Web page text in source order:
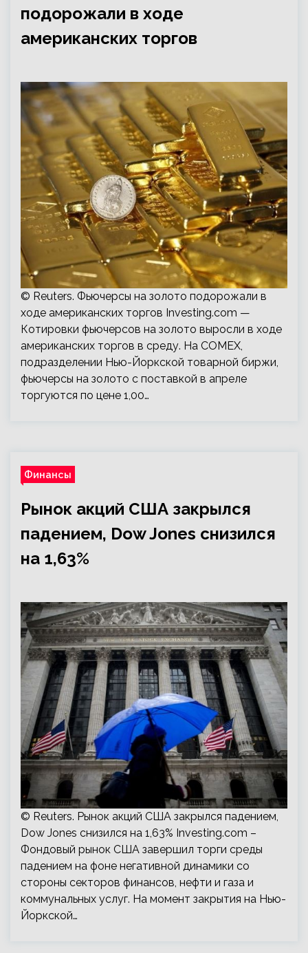
подорожали в ходе
американских торгов
© Reuters. Фьючерсы на золото подорожали в
ходе американских торгов Investing.com —
Котировки фьючерсов на золото выросли в ходе
американских торгов в среду. На COMEX,
подразделении Нью-Йоркской товарной биржи,
фьючерсы на золото с поставкой в апреле
торгуются по цене 1,00…
Финансы
Рынок акций США закрылся
падением, Dow Jones снизился
на 1,63%
© Reuters. Рынок акций США закрылся падением,
Dow Jones снизился на 1,63% Investing.com –
Фондовый рынок США завершил торги среды
падением на фоне негативной динамики со
стороны секторов финансов, нефти и газа и
коммунальных услуг. На момент закрытия на Нью-
Йоркской…